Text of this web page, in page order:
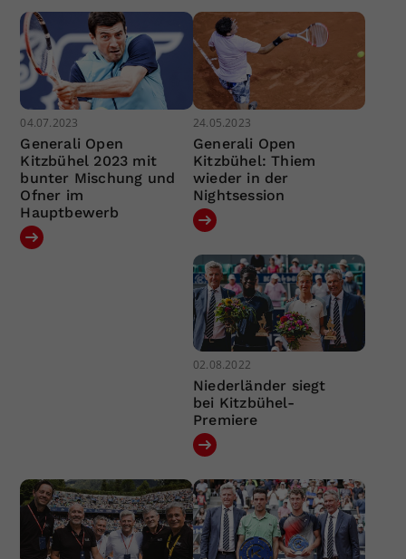
04.07.2023
Generali Open
Kitzbühel 2023 mit
bunter Mischung und
Ofner im
Hauptbewerb
24.05.2023
Generali Open
Kitzbühel: Thiem
wieder in der
Nightsession
02.08.2022
Niederländer siegt
bei Kitzbühel-
Premiere